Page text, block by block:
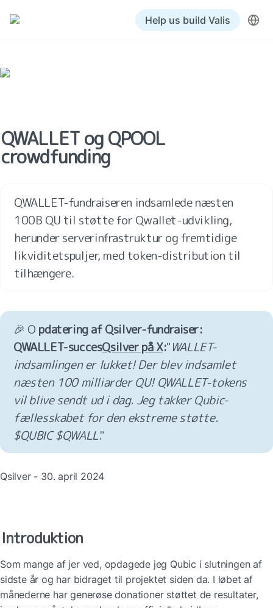
Help us build Valis
QWALLET og QPOOL
crowdfunding
QWALLET-fundraiseren indsamlede næsten
100B QU til støtte for Qwallet-udvikling,
herunder serverinfrastruktur og fremtidige
likviditetspuljer, med token-distribution til
tilhængere.
🎉 O pdatering af Qsilver-fundraiser:
QWALLET-succesQsilver på X:"WALLET-
indsamlingen er lukket! Der blev indsamlet
næsten 100 milliarder QU! QWALLET-tokens
vil blive sendt ud i dag. Jeg takker Qubic-
fællesskabet for den ekstreme støtte.
$QUBIC $QWALL."
Qsilver - 30. april 2024
Introduktion
Som mange af jer ved, opdagede jeg Qubic i slutningen af
sidste år og har bidraget til projektet siden da. I løbet af
månederne har generøse donationer støttet de resultater,